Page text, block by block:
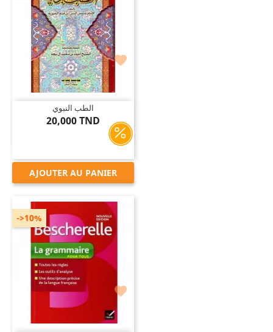

الطب النبوي
20,000 TND
AJOUTER AU PANIER

->10%